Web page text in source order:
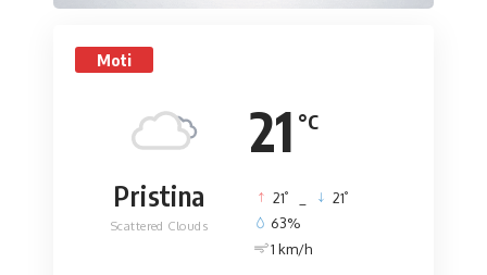
Moti
21 °C
Pristina
Scattered Clouds
21° 21°
63%
1 km/h